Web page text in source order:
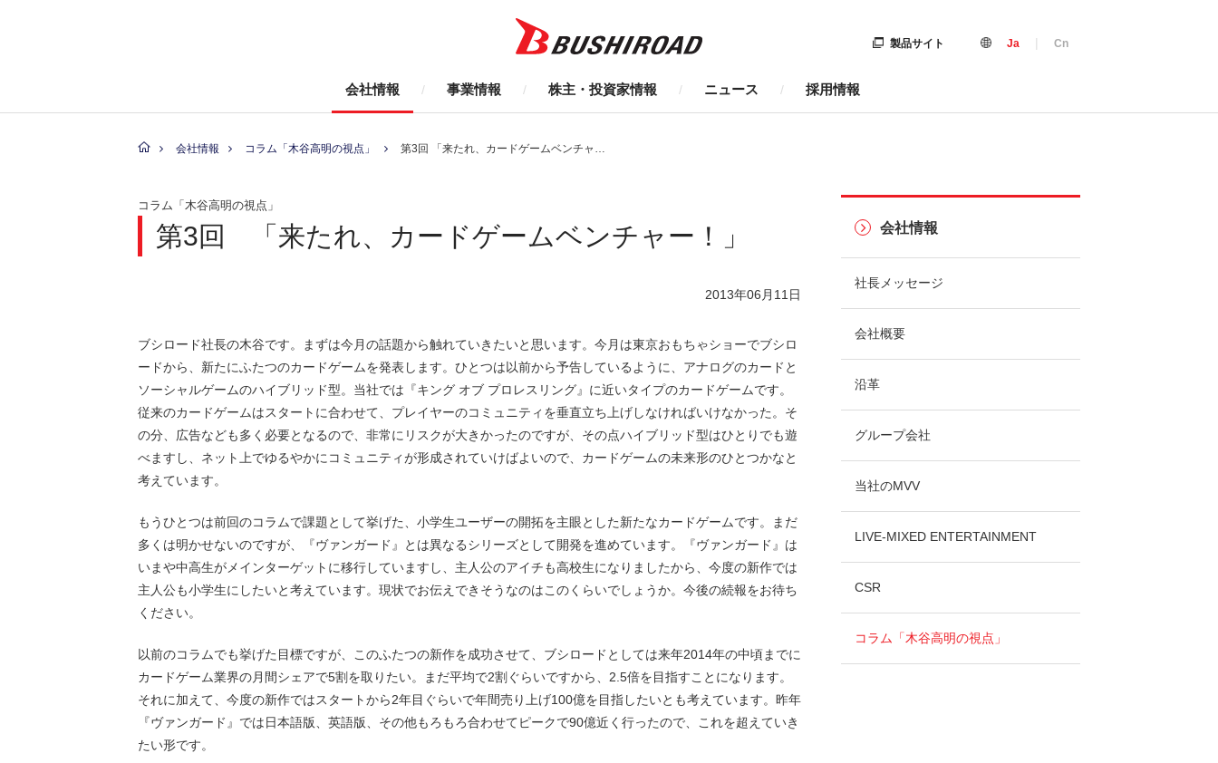
製品サイト Ja | Cn
会社情報 事業情報 株主・投資家情報 ニュース 採用情報
会社情報 コラム「木谷高明の視点」 第3回 「来たれ、カードゲームベンチャー！」
コラム「木谷高明の視点」
第3回 「来たれ、カードゲームベンチャー！」
2013年06月11日
ブシロード社長の木谷です。まずは今月の話題から触れていきたいと思います。今月は東京おもちゃショーでブシロ
ードから、新たにふたつのカードゲームを発表します。ひとつは以前から予告しているように、アナログのカードと
ソーシャルゲームのハイブリッド型。当社では『キング オブ プロレスリング』に近いタイプのカードゲームです。
従来のカードゲームはスタートに合わせて、プレイヤーのコミュニティを垂直立ち上げしなければいけなかった。そ
の分、広告なども多く必要となるので、非常にリスクが大きかったのですが、その点ハイブリッド型はひとりでも遊
べますし、ネット上でゆるやかにコミュニティが形成されていけばよいので、カードゲームの未来形のひとつかなと
考えています。
もうひとつは前回のコラムで課題として挙げた、小学生ユーザーの開拓を主眼とした新たなカードゲームです。まだ
多くは明かせないのですが、『ヴァンガード』とは異なるシリーズとして開発を進めています。『ヴァンガード』は
いまや中高生がメインターゲットに移行していますし、主人公のアイチも高校生になりましたから、今度の新作では
主人公も小学生にしたいと考えています。現状でお伝えできそうなのはこのくらいでしょうか。今後の続報をお待ち
ください。
以前のコラムでも挙げた目標ですが、このふたつの新作を成功させて、ブシロードとしては来年2014年の中頃までに
カードゲーム業界の月間シェアで5割を取りたい。まだ平均で2割ぐらいですから、2.5倍を目指すことになります。
それに加えて、今度の新作ではスタートから2年目ぐらいで年間売り上げ100億を目指したいとも考えています。昨年
『ヴァンガード』では日本語版、英語版、その他もろもろ合わせてピークで90億近く行ったので、これを超えていき
たい形です。
会社情報
社長メッセージ
会社概要
沿革
グループ会社
当社のMVV
LIVE-MIXED ENTERTAINMENT
CSR
コラム「木谷高明の視点」